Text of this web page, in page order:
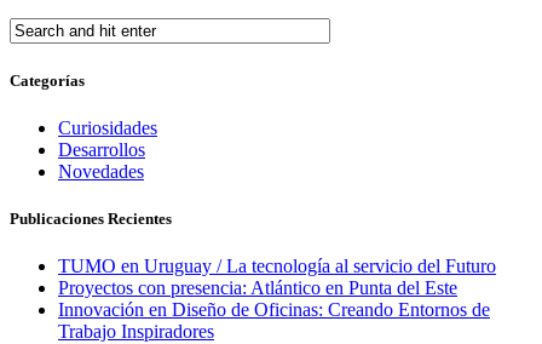
Categorías
Curiosidades
Desarrollos
Novedades
Publicaciones Recientes
TUMO en Uruguay / La tecnología al servicio del Futuro
Proyectos con presencia: Atlántico en Punta del Este
Innovación en Diseño de Oficinas: Creando Entornos de
Trabajo Inspiradores